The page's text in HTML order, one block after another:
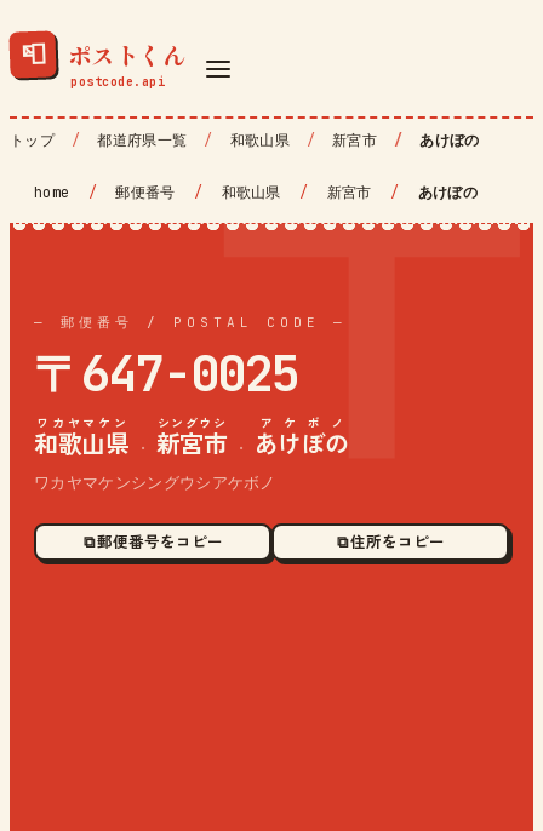
📮 ポストくん
トップ 都道府県一覧 和歌山県 新宮市 あけぼの
home / 郵便番号 / 和歌山県 / 新宮市 / あけぼの
— 郵便番号 / POSTAL CODE —
〒647-0025
和歌山県
ワカヤマケン
· 新宮市
シングウシ
· あけぼの
アケボノ
ワカヤマケンシングウシアケボノ
⧉ 郵便番号をコピー ⧉ 住所をコピー